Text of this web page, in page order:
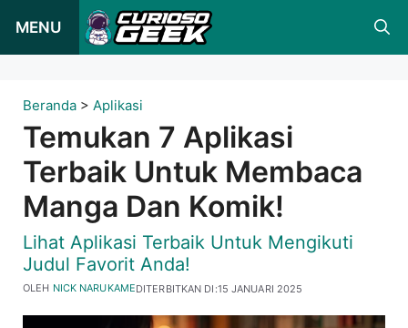
ke
MENU
Beranda > Aplikasi
Temukan 7 Aplikasi
Terbaik Untuk Membaca
Manga Dan Komik!
Lihat Aplikasi Terbaik Untuk Mengikuti
Judul Favorit Anda!
DITERBITKAN DI:15 JANUARI 2025
OLEH NICK NARUKAME